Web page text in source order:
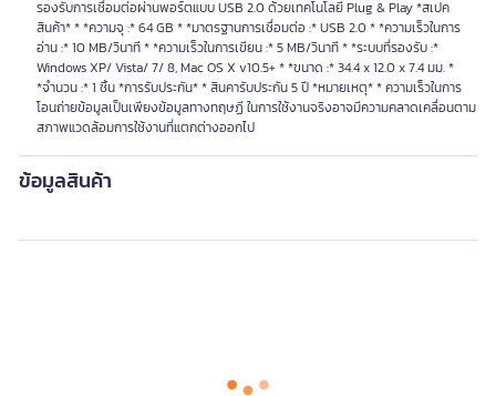
รองรับการเชื่อมต่อผ่านพอร์ตแบบ USB 2.0 ด้วยเทคโนโลยี Plug & Play *สเปค
สินค้า* * *ความจุ :* 64 GB * *มาตรฐานการเชื่อมต่อ :* USB 2.0 * *ความเร็วในการ
อ่าน :* 10 MB/วินาที * *ความเร็วในการเขียน :* 5 MB/วินาที * *ระบบที่รองรับ :*
Windows XP/ Vista/ 7/ 8, Mac OS X v10.5+ * *ขนาด :* 34.4 x 12.0 x 7.4 มม. *
*จำนวน :* 1 ชิ้น *การรับประกัน* * สินคารับประกัน 5 ปี *หมายเหตุ* * ความเร็วในการ
โอนถ่ายข้อมูลเป็นเพียงข้อมูลทางทฤษฏี ในการใช้งานจริงอาจมีความคลาดเคลื่อนตาม
สภาพแวดล้อมการใช้งานที่แตกต่างออกไป
ข้อมูลสินค้า